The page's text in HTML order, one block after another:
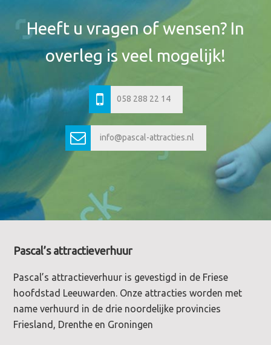
Header
Heeft u vragen of wensen? In
overleg is veel mogelijk!
058 288 22 14
info@pascal-attracties.nl
Footer
Pascal’s attractieverhuur
Pascal’s attractieverhuur is gevestigd in de Friese
hoofdstad Leeuwarden. Onze attracties worden met
name verhuurd in de drie noordelijke provincies
Friesland, Drenthe en Groningen